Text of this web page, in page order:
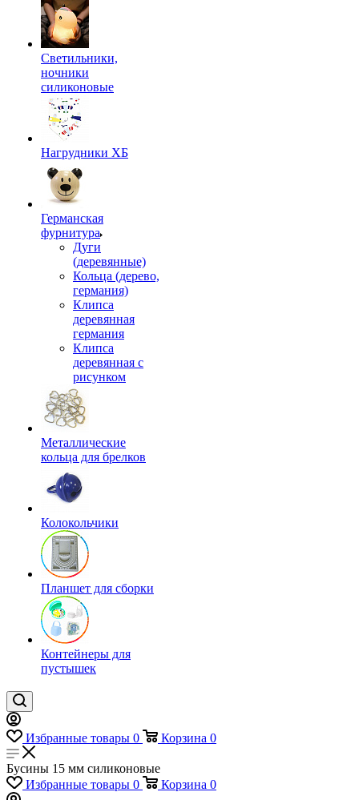
Светильники,
ночники
силиконовые
Нагрудники ХБ
Германская
фурнитура
Дуги
(деревянные)
Кольца (дерево,
германия)
Клипса
деревянная
германия
Клипса
деревянная с
рисунком
Металлические
кольца для брелков
Колокольчики
Планшет для сборки
Контейнеры для
пустышек
Избранные товары 0 Корзина 0
Бусины 15 мм силиконовые
Избранные товары 0 Корзина 0